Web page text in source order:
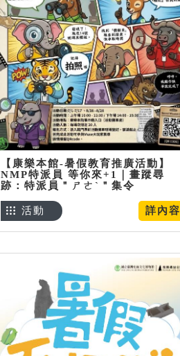
【康樂本館-暑假教育推廣活動】
NMP特派員 等你來+1｜畫蹤尋
跡：特派員＂ㄕㄜˋ＂集令
詳內容
活動